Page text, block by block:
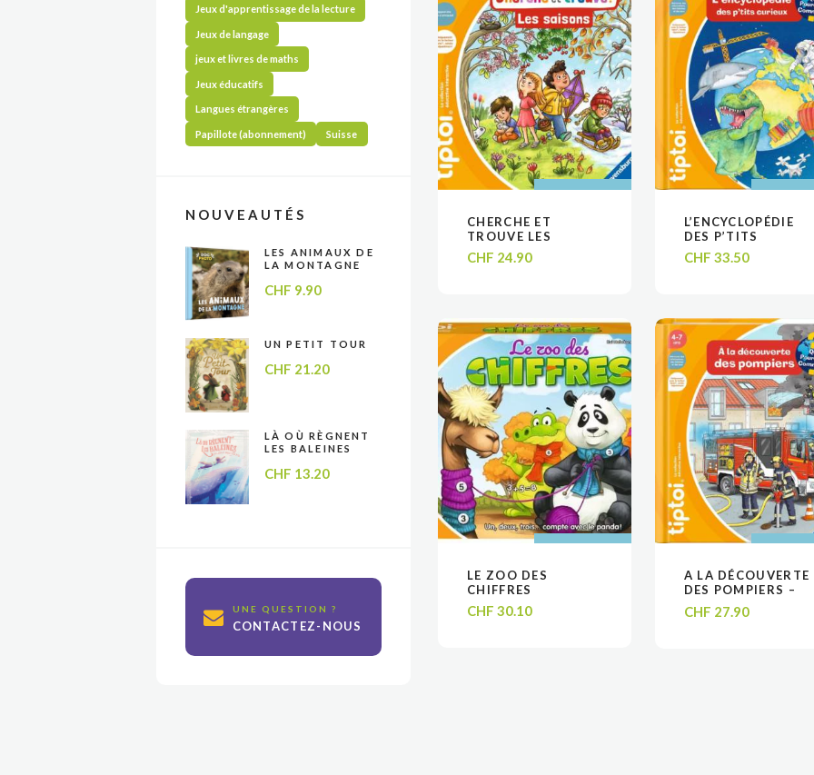
VOIR
VOIR
CHERCHE ET
TROUVE LES
SAISONS – LIVRE
TIPTOI
CHF 24.90
VOIR
VOIR
AJOUTER
PANIER
AJOUTER
PANIER
L’ENCYCLOPÉDIE
DES P’TITS
CURIEUX – LIVRE
TIPTOI
CHF 33.50
VOIR
VOIR
LE ZOO DES
CHIFFRES
CHF 30.10
VOIR
VOIR
PANIER
PANIER
A LA DÉCOUVERTE
DES POMPIERS –
LIVRE TIPTOI
CHF 27.90
Jeux d'apprentissage de la lecture
Jeux de langage
jeux et livres de maths
Jeux éducatifs
Langues étrangères
Papillote (abonnement) Suisse
NOUVEAUTÉS
LES ANIMAUX DE
LA MONTAGNE
CHF 9.90
UN PETIT TOUR
CHF 21.20
LÀ OÙ RÈGNENT
LES BALEINES
CHF 13.20
UNE QUESTION ?
CONTACTEZ-NOUS